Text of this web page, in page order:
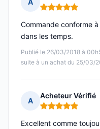
A
Note : 5 sur 5
Publié le 26/03/2018 à
suite à un achat du 25/03/
Commande conforme
dans les temps.
A
Acheteur Vérifié
Note : 5 sur 5
Excellent comme